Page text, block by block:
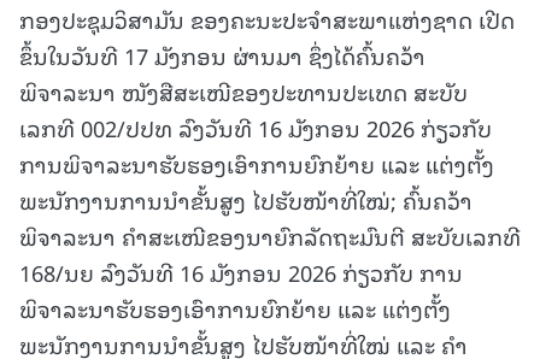
ກອງປະຊຸມວິສາມັນ ຂອງຄະນະປະຈຳສະພາແຫ່ງຊາດ ເປີດ
ຂຶ້ນໃນວັນທີ 17 ມັງກອນ ຜ່ານມາ ຊຶ່ງໄດ້ຄົ້ນຄວ້າ
ພິຈາລະນາ ໜັງສືສະເໜີຂອງປະທານປະເທດ ສະບັບ
ເລກທີ 002/ປປທ ລົງວັນທີ 16 ມັງກອນ 2026 ກ່ຽວກັບ
ການພິຈາລະນາຮັບຮອງເອົາການຍົກຍ້າຍ ແລະ ແຕ່ງຕັ້ງ
ພະນັກງານການນໍາຂັ້ນສູງ ໄປຮັບໜ້າທີ່ໃໝ່; ຄົ້ນຄວ້າ
ພິຈາລະນາ ຄໍາສະເໜີຂອງນາຍົກລັດຖະມົນຕີ ສະບັບເລກທີ
168/ນຍ ລົງວັນທີ 16 ມັງກອນ 2026 ກ່ຽວກັບ ການ
ພິຈາລະນາຮັບຮອງເອົາການຍົກຍ້າຍ ແລະ ແຕ່ງຕັ້ງ
ພະນັກງານການນໍາຂັ້ນສູງ ໄປຮັບໜ້າທີ່ໃໝ່ ແລະ ຄໍາ